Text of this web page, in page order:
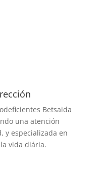
Betsaida
una atención
y especializada en
vida diária.